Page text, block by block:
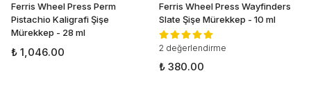
Ferris Wheel Press Perm
Pistachio Kaligrafi Şişe
Mürekkep - 28 ml
₺ 1,046.00
Ferris Wheel Press Wayfinders
Slate Şişe Mürekkep - 10 ml
2 değerlendirme
₺ 380.00